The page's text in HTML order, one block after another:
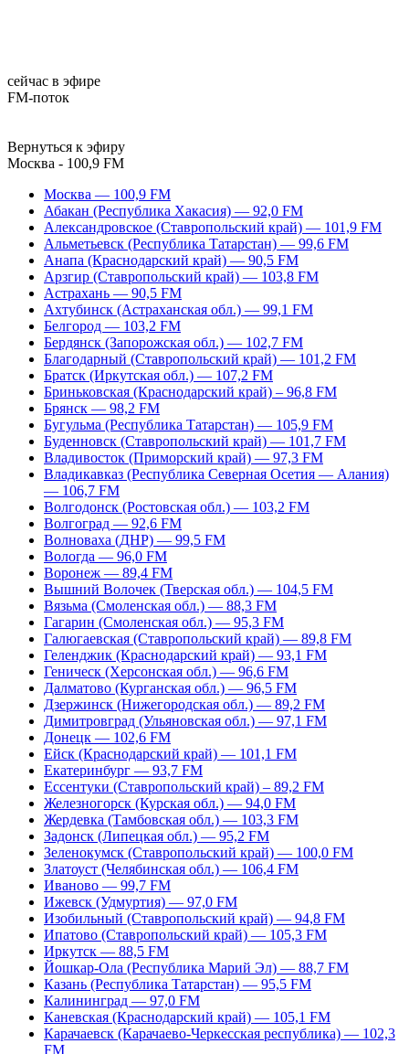
сейчас в эфире
FM-поток
Вернуться к эфиру
Москва - 100,9 FM
Москва — 100,9 FM
Абакан (Республика Хакасия) — 92,0 FM
Александровское (Ставропольский край) — 101,9 FM
Альметьевск (Республика Татарстан) — 99,6 FM
Анапа (Краснодарский край) — 90,5 FM
Арзгир (Ставропольский край) — 103,8 FM
Астрахань — 90,5 FM
Ахтубинск (Астраханская обл.) — 99,1 FM
Белгород — 103,2 FM
Бердянск (Запорожская обл.) — 102,7 FM
Благодарный (Ставропольский край) — 101,2 FM
Братск (Иркутская обл.) — 107,2 FM
Бриньковская (Краснодарский край) – 96,8 FM
Брянск — 98,2 FM
Бугульма (Республика Татарстан) — 105,9 FM
Буденновск (Ставропольский край) — 101,7 FM
Владивосток (Приморский край) — 97,3 FM
Владикавказ (Республика Северная Осетия — Алания)
— 106,7 FM
Волгодонск (Ростовская обл.) — 103,2 FM
Волгоград — 92,6 FM
Волноваха (ДНР) — 99,5 FM
Вологда — 96,0 FM
Воронеж — 89,4 FM
Вышний Волочек (Тверская обл.) — 104,5 FM
Вязьма (Смоленская обл.) — 88,3 FM
Гагарин (Смоленская обл.) — 95,3 FM
Галюгаевская (Ставропольский край) — 89,8 FM
Геленджик (Краснодарский край) — 93,1 FM
Геническ (Херсонская обл.) — 96,6 FM
Далматово (Курганская обл.) — 96,5 FM
Дзержинск (Нижегородская обл.) — 89,2 FM
Димитровград (Ульяновская обл.) — 97,1 FM
Донецк — 102,6 FM
Ейск (Краснодарский край) — 101,1 FM
Екатеринбург — 93,7 FM
Ессентуки (Ставропольский край) – 89,2 FM
Железногорск (Курская обл.) — 94,0 FM
Жердевка (Тамбовская обл.) — 103,3 FM
Задонск (Липецкая обл.) — 95,2 FM
Зеленокумск (Ставропольский край) — 100,0 FM
Златоуст (Челябинская обл.) — 106,4 FM
Иваново — 99,7 FM
Ижевск (Удмуртия) — 97,0 FM
Изобильный (Ставропольский край) — 94,8 FM
Ипатово (Ставропольский край) — 105,3 FM
Иркутск — 88,5 FM
Йошкар-Ола (Республика Марий Эл) — 88,7 FM
Казань (Республика Татарстан) — 95,5 FM
Калининград — 97,0 FM
Каневская (Краснодарский край) — 105,1 FM
Карачаевск (Карачаево-Черкесская республика) — 102,3
FM